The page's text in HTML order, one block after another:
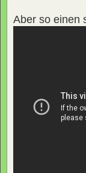
Aber so einen